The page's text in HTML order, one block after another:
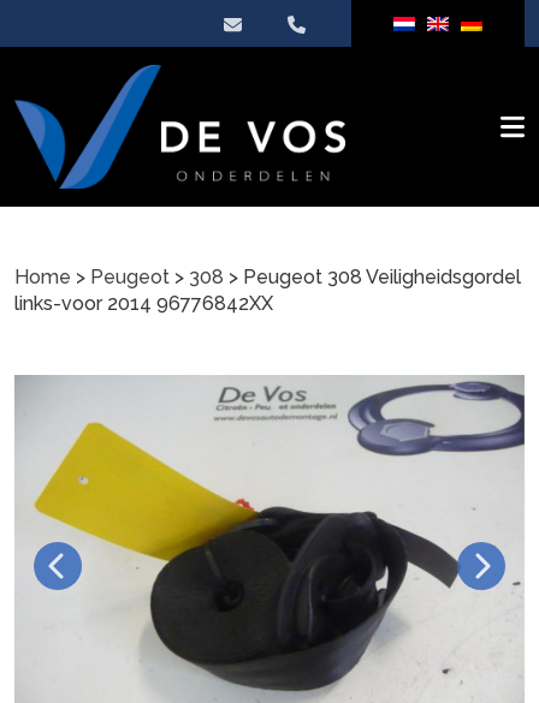
Home > Peugeot > 308 > Peugeot 308 Veiligheidsgordel
links-voor 2014 96776842XX